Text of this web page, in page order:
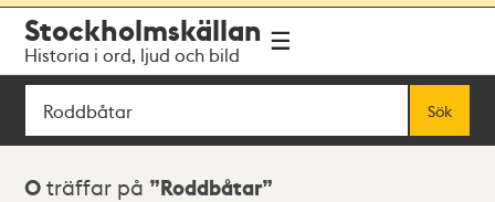
navigationen
huvudinnehållet
Stockholmskällan
Historia i ord, ljud och bild
Sök
Sök
Sökresultat
0 träffar på Roddbåtar